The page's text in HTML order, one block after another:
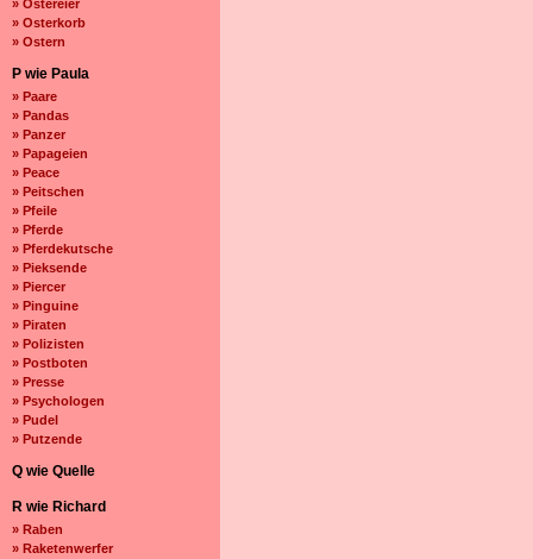
» Ostereier
» Osterkorb
» Ostern
P wie Paula
» Paare
» Pandas
» Panzer
» Papageien
» Peace
» Peitschen
» Pfeile
» Pferde
» Pferdekutsche
» Pieksende
» Piercer
» Pinguine
» Piraten
» Polizisten
» Postboten
» Presse
» Psychologen
» Pudel
» Putzende
Q wie Quelle
R wie Richard
» Raben
» Raketenwerfer